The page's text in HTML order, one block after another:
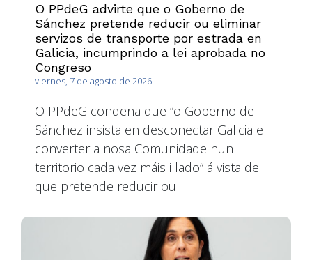
O PPdeG advirte que o Goberno de
Sánchez pretende reducir ou eliminar
servizos de transporte por estrada en
Galicia, incumprindo a lei aprobada no
Congreso
viernes, 7 de agosto de 2026
O PPdeG condena que “o Goberno de
Sánchez insista en desconectar Galicia e
converter a nosa Comunidade nun
territorio cada vez máis illado” á vista de
que pretende reducir ou